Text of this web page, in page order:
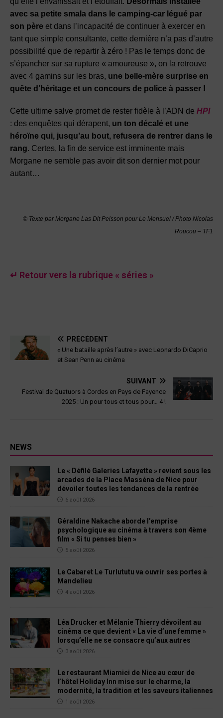
avec sa petite smala dans le camping-car légué par
son père et dans l’incapacité de continuer à exercer en
tant que simple consultante, cette dernière n’a pas d’autre
possibilité que de repartir à zéro ! Pas le temps donc de
s’épancher sur sa rupture « amoureuse », on la retrouve
avec 4 gamins sur les bras, une belle-mère surprise en
quête d’héritage et un concours de police à passer !
Cette ultime salve promet de rester fidèle à l’ADN de HPI
: des enquêtes qui dérapent, un ton décalé et une
héroïne qui, jusqu’au bout, refusera de rentrer dans le
rang. Certes, la fin de service est imminente mais
Morgane ne semble pas avoir dit son dernier mot pour
autant…
© Texte par Morgane Las Dit Peisson pour Le Mensuel / Photo Nicolas
Roucou – TF1
↵ Retour vers la rubrique « séries »
PRÉCÉDENT
« Une bataille après l’autre » avec Leonardo DiCaprio
et Sean Penn au cinéma
SUIVANT
Festival de Quatuors à Cordes en Pays de Fayence
2025 : Un pour tous et tous pour… 4 !
NEWS
Le « Défilé Galeries Lafayette » revient sous les
arcades de la Place Masséna de Nice pour
dévoiler toutes les tendances de la rentrée
6 août 2026
Géraldine Nakache aborde l’emprise
psychologique au cinéma à travers son 4ème
film « Si tu penses bien »
5 août 2026
Le Cabaret Le Turlututu va ouvrir ses portes à
Mandelieu
4 août 2026
Léa Drucker et Mélanie Thierry dévoilent au
cinéma ce que devient « La vie d’une femme »
lorsqu’elle ne se consacre qu’aux autres
3 août 2026
Le restaurant Miamici de Nice au cœur de
l’hôtel Holiday Inn mise sur le charme, la
modernité, la tradition et les saveurs italiennes
1 août 2026